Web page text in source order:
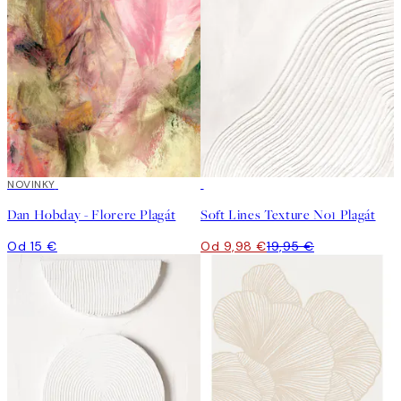
NOVINKY
Dan Hobday - Florere Plagát
Od 15 €
Soft Lines Texture No1 Plagát
Od 9,98 €19,95 €